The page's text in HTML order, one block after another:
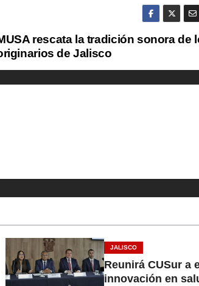
rescata la tradición sonora de
de Jalisco
JALISCO
Reunirá CUSur a
innovación en